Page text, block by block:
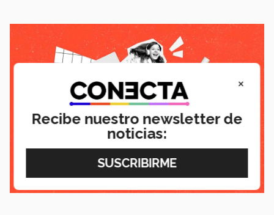
×
Recibe nuestro newsletter de
noticias: